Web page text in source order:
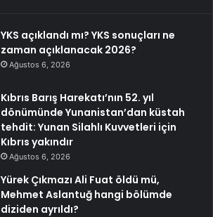
YKS açıklandı mı? YKS sonuçları ne
zaman açıklanacak 2026?
Ağustos 6, 2026
Kıbrıs Barış Harekatı’nın 52. yıl
dönümünde Yunanistan’dan küstah
tehdit: Yunan Silahlı Kuvvetleri için
Kıbrıs yakındır
Ağustos 6, 2026
Yürek Çıkmazı Ali Fuat öldü mü,
Mehmet Aslantuğ hangi bölümde
diziden ayrıldı?